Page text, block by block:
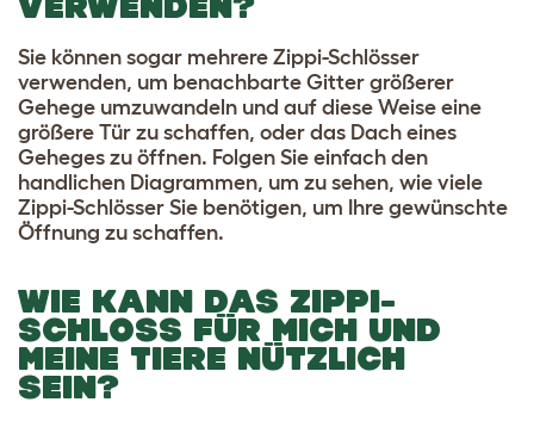
Sie können sogar mehrere Zippi-Schlösser
verwenden, um benachbarte Gitter größerer
Gehege umzuwandeln und auf diese Weise eine
größere Tür zu schaffen, oder das Dach eines
Geheges zu öffnen. Folgen Sie einfach den
handlichen Diagrammen, um zu sehen, wie viele
Zippi-Schlösser Sie benötigen, um Ihre gewünschte
Öffnung zu schaffen.
WIE KANN DAS ZIPPI-
SCHLOSS FÜR MICH UND
MEINE TIERE NÜTZLICH
SEIN?